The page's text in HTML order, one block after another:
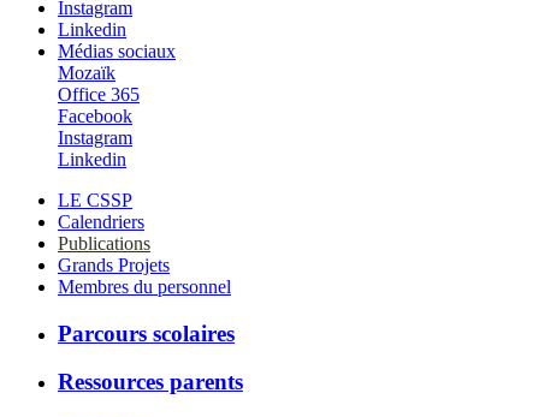
Instagram
Linkedin
Médias sociaux
Mozaïk
Office 365
Facebook
Instagram
Linkedin
LE CSSP
Calendriers
Publications
Grands Projets
Membres du personnel
Parcours scolaires
Ressources parents